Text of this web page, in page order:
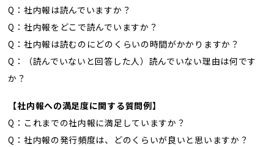
Q：社内報は読んでいますか？
Q：社内報をどこで読んでいますか？
Q：社内報は読むのにどのくらいの時間がかかりますか？
Q：（読んでいないと回答した人）読んでいない理由は何です
か？
【社内報への満足度に関する質問例】
Q：これまでの社内報に満足していますか？
Q：社内報の発行頻度は、どのくらいが良いと思いますか？